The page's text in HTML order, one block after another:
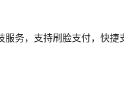
务，支持刷脸支付，快